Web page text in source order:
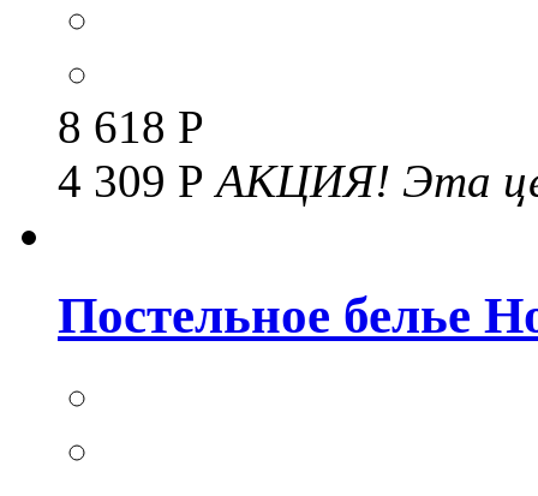
8 618 Р
4 309 РАКЦИЯ! Эта
Постельное белье